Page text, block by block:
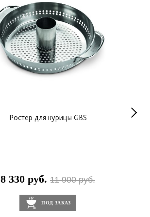
Ростер для курицы GBS
8 330 руб. 11 900 руб.
ПОД ЗАКАЗ